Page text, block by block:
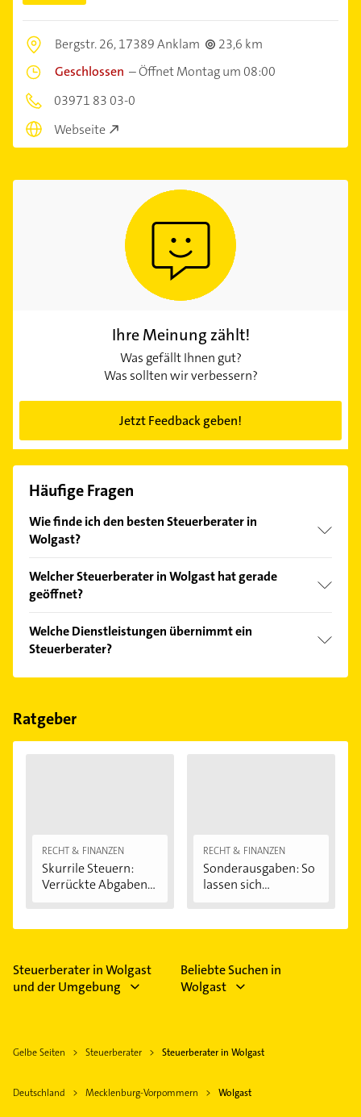
Bergstr. 26,17389 Anklam
23,6 km
Geschlossen –Öffnet Montag um 08:00
03971 83 03-0
Webseite
Ihre Meinung zählt!
Was gefällt Ihnen gut?
Was sollten wir verbessern?
Jetzt Feedback geben!
Häufige Fragen
Wie finde ich den besten Steuerberater in
Wolgast?
Kundenmeinungen und profitieren Sie von den
Empfehlungen. Die Suchergebnisse können Sie sich
Welcher Steuerberater in Wolgast hat gerade
geöffnet?
Bitte beachten Sie, dass diese an Sonn- und
Feiertagen abweichen können.
Welche Dienstleistungen übernimmt ein
Steuerberater?
Folgende Leistungen werden angeboten:
Finanzbuchhaltung, Jahresabschluß und
Lohnabrechnung.
Ratgeber
RECHT & FINANZEN
Skurrile Steuern:
Verrückte Abgaben...
RECHT & FINANZEN
Sonderausgaben: So
lassen sich...
Steuerberater in Wolgast
und der Umgebung
Beliebte Suchen in
Wolgast
Gelbe Seiten Steuerberater Steuerberater in Wolgast
Deutschland Mecklenburg-Vorpommern Wolgast